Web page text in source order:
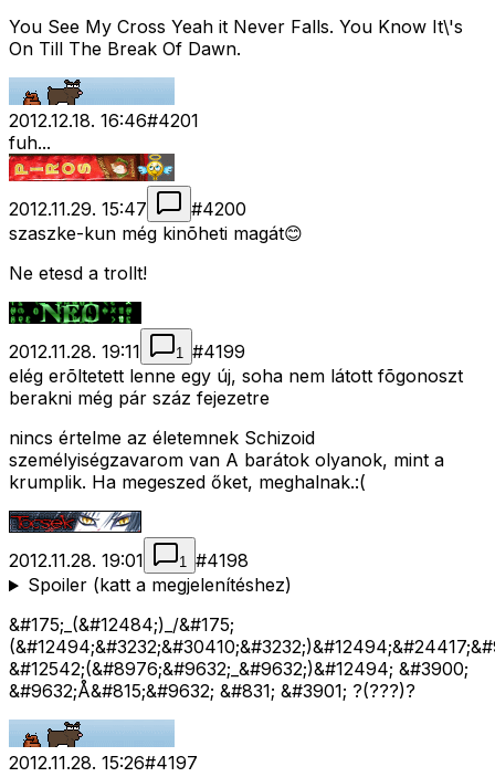
You See My Cross Yeah it Never Falls. You Know It\'s
On Till The Break Of Dawn.
2012.12.18. 16:46#4201
fuh...
2012.11.29. 15:47 #4200
szaszke-kun még kinõheti magát😊
Ne etesd a trollt!
2012.11.28. 19:11 1 #4199
elég erõltetett lenne egy új, soha nem látott fõgonoszt
berakni még pár száz fejezetre
nincs értelme az életemnek Schizoid
személyiségzavarom van A barátok olyanok, mint a
krumplik. Ha megeszed őket, meghalnak.:(
2012.11.28. 19:01 1 #4198
Spoiler (katt a megjelenítéshez)
&#175;_(&#12484;)_/&#175;
&#12542;(&#8976;&#9632;_&#9632;)&#12494; &#3900;
&#9632;Å&#815;&#9632; &#831; &#3901; ?(???)?
2012.11.28. 15:26#4197